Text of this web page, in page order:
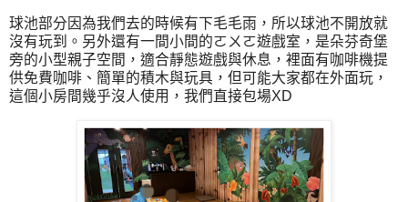
球池部分因為我們去的時候有下毛毛雨，所以球池不開放就
沒有玩到。另外還有一間小間的ㄛㄨㄛ遊戲室，是朵芬奇堡
旁的小型親子空間，適合靜態遊戲與休息，裡面有咖啡機提
供免費咖啡、簡單的積木與玩具，但可能大家都在外面玩，
這個小房間幾乎沒人使用，我們直接包場XD